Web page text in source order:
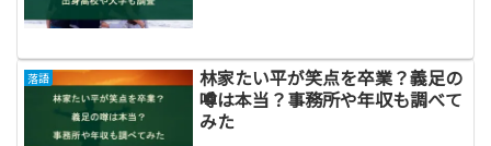
落語
林家たい平が笑点を卒業？義足の
噂は本当？事務所や年収も調べて
みた